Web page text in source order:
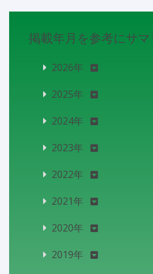
掲載年月を参考にサ
2026年
2025年
2024年
2023年
2022年
2021年
2020年
2019年